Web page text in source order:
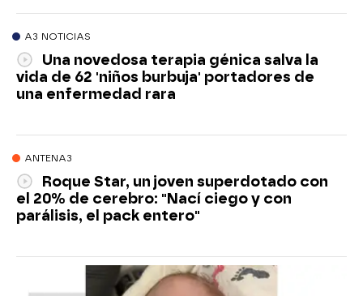
A3 NOTICIAS
Una novedosa terapia génica salva la
vida de 62 'niños burbuja' portadores de
una enfermedad rara
ANTENA3
Roque Star, un joven superdotado con
el 20% de cerebro: "Nací ciego y con
parálisis, el pack entero"